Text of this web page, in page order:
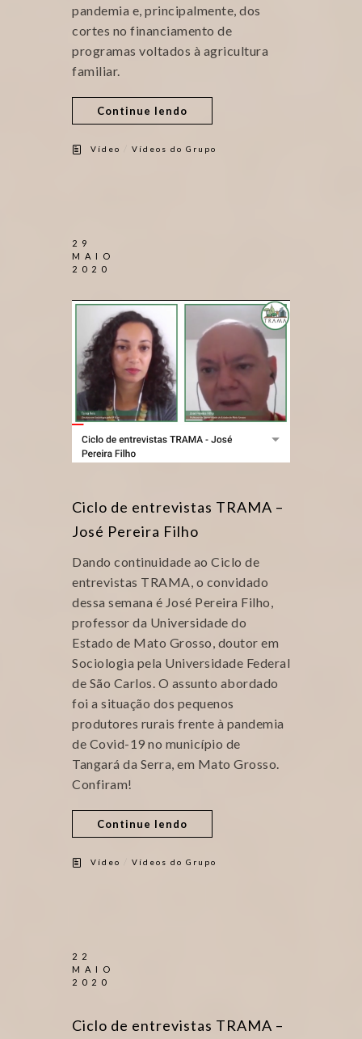
pandemia e, principalmente, dos
cortes no financiamento de
programas voltados à agricultura
familiar.
Continue lendo
Vídeo Vídeos do Grupo
29
MAIO
2020
Ciclo de entrevistas TRAMA –
José Pereira Filho
Dando continuidade ao Ciclo de
entrevistas TRAMA, o convidado
dessa semana é José Pereira Filho,
professor da Universidade do
Estado de Mato Grosso, doutor em
Sociologia pela Universidade Federal
de São Carlos. O assunto abordado
foi a situação dos pequenos
produtores rurais frente à pandemia
de Covid-19 no município de
Tangará da Serra, em Mato Grosso.
Confiram!
Continue lendo
Vídeo Vídeos do Grupo
22
MAIO
2020
Ciclo de entrevistas TRAMA –